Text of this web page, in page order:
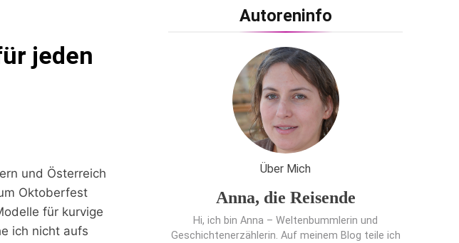
jeden
und Österreich
Oktoberfest
für kurvige
ich nicht aufs
Autoreninfo
Über Mich
Anna, die Reisende
Hi, ich bin Anna – Weltenbummlerin und
Geschichtenerzählerin. Auf meinem Blog teile ich